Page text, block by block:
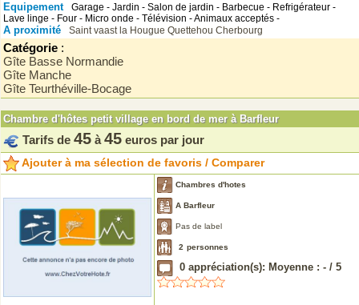
Equipement
Garage - Jardin - Salon de jardin - Barbecue - Refrigérateur -
Lave linge - Four - Micro onde - Télévision - Animaux acceptés -
A proximité Saint vaast la Hougue Quettehou Cherbourg
Catégorie :
Gîte Basse Normandie
Gîte Manche
Gîte Teurthéville-Bocage
Chambre d'hôtes petit village en bord de mer à Barfleur
Tarifs de 45 à 45 euros par jour
Ajouter à ma sélection de favoris / Comparer
Chambres d'hotes
A Barfleur
Pas de label
2 personnes
0 appréciation(s): Moyenne : - / 5